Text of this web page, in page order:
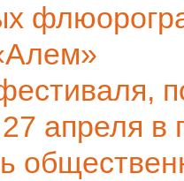
апреля в